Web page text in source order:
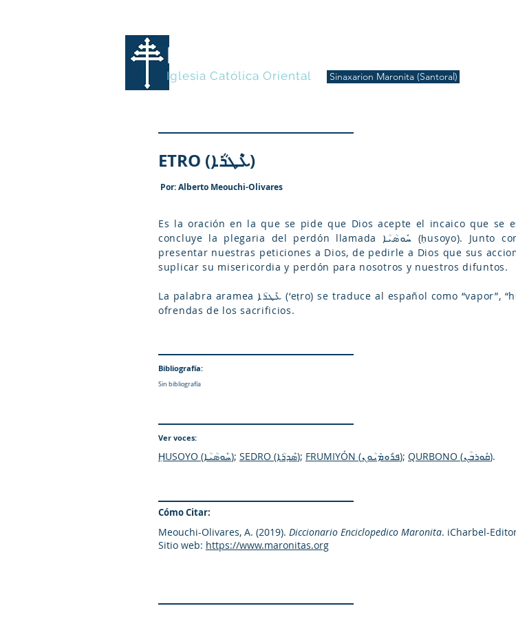
MARONITAS
Iglesia Católica Oriental
Sinaxarion Maronita (Santoral)
ETRO (ܥܶܛܪܳܐ)
Por: Alberto Meouchi-Olivares
Es la oración en la que se pide que Dios acepte el incaico que se
concluye la plegaria del perdón llamada ܚܽܘܣܳܝܳܐ (ḥusoyo). Junto con la oración del ܣܶܕܪܳܐ (sedro) tiene la función de
presentar nuestras peticiones a Dios, de pedirle a Dios que sus
suplicar su misericordia y perdón para nosotros y nuestros difuntos.
La palabra aramea ܥܶܛܪܳܐ (‘eṭro) se traduce al español como “vapor”, “humo”, o “incienso” especialmente el utilizado en las
ofrendas de los sacrificios.
Bibliografía:
Sin bibliografía
Ver voces:
ḤUSOYO (ܚܽܘܣܳܝܳܐ); SEDRO (ܣܶܕܪܳܐ); FRUMIYÓN (ܦܪܽܘܡܺܝܳܘܢ); QURBONO (ܩܽܘܪܒܳܢ).
Cómo Citar:
Meouchi-Olivares, A. (2019). Diccionario Enciclopedico Maronita. iCharbel-
Sitio web: https://www.maronitas.org